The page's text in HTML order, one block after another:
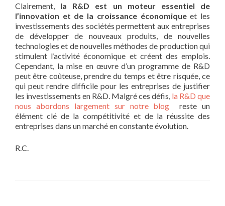
Clairement, la R&D est un moteur essentiel de
l’innovation et de la croissance économiqueet les
investissements des sociétés permettent aux entreprises
de développer de nouveaux produits, de nouvelles
technologies et de nouvelles méthodes de production qui
stimulent l’activité économique et créent des emplois.
Cependant, la mise en œuvre d’un programme de R&D
peut être coûteuse, prendre du temps et être risquée, ce
qui peut rendre difficile pour les entreprises de justifier
les investissements en R&D. Malgré ces défis, la R&D que
nous abordons largement sur notre blog reste un
élément clé de la compétitivité et de la réussite des
entreprises dans un marché en constante évolution.
R.C.